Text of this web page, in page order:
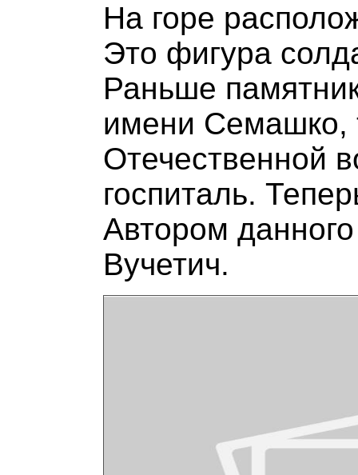
На горе
Это фигура
Раньше
имени Семашко,
Отечественной
госпиталь.
Автором
Вучетич.